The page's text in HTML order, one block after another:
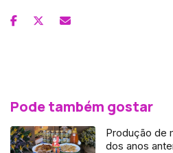
Pode também gostar
Produção de
dos anos